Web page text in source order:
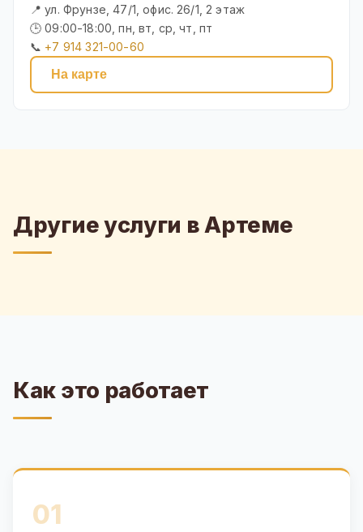
📍 ул. Фрунзе, 47/1, офис. 26/1, 2 этаж
🕒 09:00-18:00, пн, вт, ср, чт, пт
📞 +7 914 321-00-60
На карте
Другие услуги в Артеме
Как это работает
01